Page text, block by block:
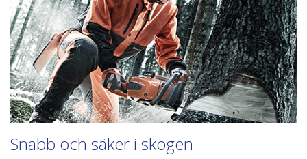
Snabb och säker i skogen